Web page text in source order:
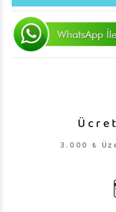
3.000 ₺